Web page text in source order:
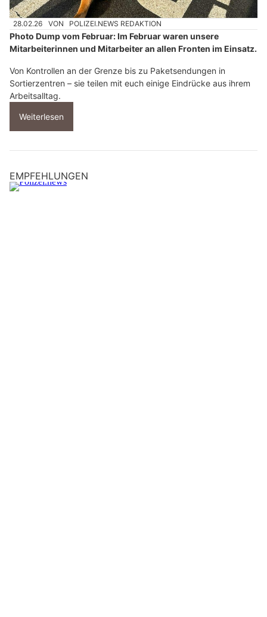
28.02.26 VON POLIZEI.NEWS REDAKTION
Photo Dump vom Februar: Im Februar waren unsere
Mitarbeiterinnen und Mitarbeiter an allen Fronten im Einsatz.
Von Kontrollen an der Grenze bis zu Paketsendungen in
Sortierzentren – sie teilen mit euch einige Eindrücke aus ihrem
Arbeitsalltag.
Weiterlesen
EMPFEHLUNGEN